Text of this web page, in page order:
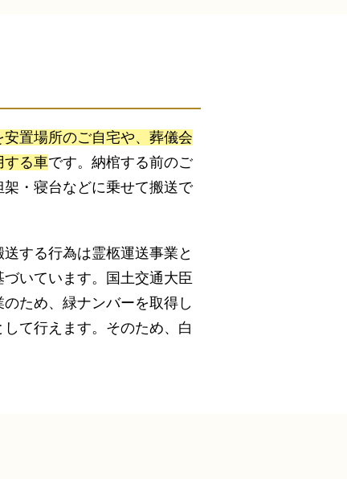
置場所のご自宅や、葬儀会
する車です。納棺する前のご
・寝台などに乗せて搬送で
する行為は霊柩運送事業と
いています。国土交通大臣
ため、緑ナンバーを取得し
て行えます。そのため、白